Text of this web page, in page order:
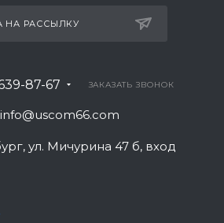
НА РАССЫЛКУ
87-67 ЗАКАЗАТЬ ЗВОНОК
info@uscom66.com
ул. Мичурина 47 б, вход